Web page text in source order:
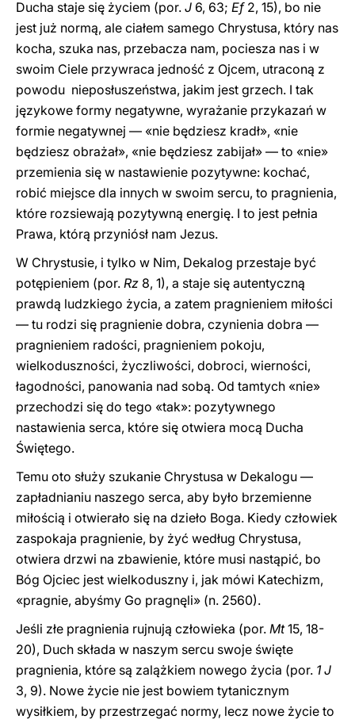
Ducha staje się życiem (por. J 6, 63; Ef2, 15), bo nie
jest już normą, ale ciałem samego Chrystusa, który nas
kocha, szuka nas, przebacza nam, pociesza nas i w
swoim Ciele przywraca jedność z Ojcem, utraconą z
powodu nieposłuszeństwa, jakim jest grzech. I tak
językowe formy negatywne, wyrażanie przykazań w
formie negatywnej — «nie będziesz kradł», «nie
będziesz obrażał», «nie będziesz zabijał» — to «nie»
przemienia się w nastawienie pozytywne: kochać,
robić miejsce dla innych w swoim sercu, to pragnienia,
które rozsiewają pozytywną energię. I to jest pełnia
Prawa, którą przyniósł nam Jezus.
W Chrystusie, i tylko w Nim, Dekalog przestaje być
potępieniem (por. Rz 8, 1), a staje się autentyczną
prawdą ludzkiego życia, a zatem pragnieniem miłości
— tu rodzi się pragnienie dobra, czynienia dobra —
pragnieniem radości, pragnieniem pokoju,
wielkoduszności, życzliwości, dobroci, wierności,
łagodności, panowania nad sobą. Od tamtych «nie»
przechodzi się do tego «tak»: pozytywnego
nastawienia serca, które się otwiera mocą Ducha
Świętego.
Temu oto służy szukanie Chrystusa w Dekalogu —
zapładnianiu naszego serca, aby było brzemienne
miłością i otwierało się na dzieło Boga. Kiedy człowiek
zaspokaja pragnienie, by żyć według Chrystusa,
otwiera drzwi na zbawienie, które musi nastąpić, bo
Bóg Ojciec jest wielkoduszny i, jak mówi Katechizm,
«pragnie, abyśmy Go pragnęli» (n. 2560).
Jeśli złe pragnienia rujnują człowieka (por. Mt15, 18-
20), Duch składa w naszym sercu swoje święte
pragnienia, które są zalążkiem nowego życia (por. 1 J
3, 9). Nowe życie nie jest bowiem tytanicznym
wysiłkiem, by przestrzegać normy, lecz nowe życie to